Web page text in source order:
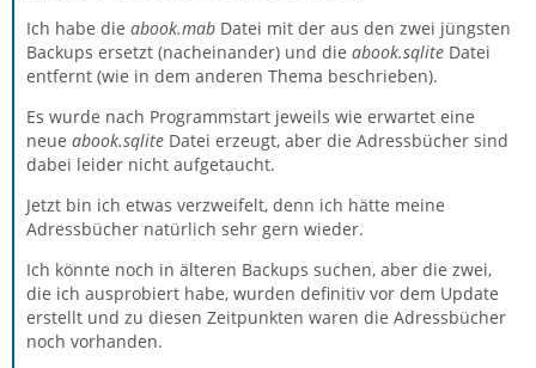
Ich habe die abook.mab Datei mit der aus den zwei jüngsten
Backups ersetzt (nacheinander) und die abook.sqlite Datei
entfernt (wie in dem anderen Thema beschrieben).
Es wurde nach Programmstart jeweils wie erwartet eine
neue abook.sqlite Datei erzeugt, aber die Adressbücher sind
dabei leider nicht aufgetaucht.
Jetzt bin ich etwas verzweifelt, denn ich hätte meine
Adressbücher natürlich sehr gern wieder.
Ich könnte noch in älteren Backups suchen, aber die zwei,
die ich ausprobiert habe, wurden definitiv vor dem Update
erstellt und zu diesen Zeitpunkten waren die Adressbücher
noch vorhanden.